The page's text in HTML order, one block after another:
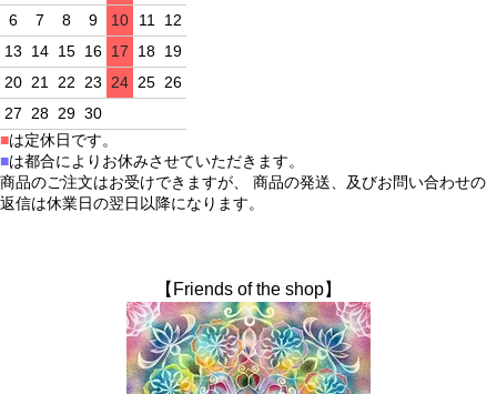
6
7 8 9 10 11 12
13
14 15 16 17 18 19
20 21 22 23 24 25 26
27 28 29 30
■は定休日です。
■は都合によりお休みさせていただきます。
商品のご注文はお受けできますが、 商品の発送、及びお問い合わせの
返信は休業日の翌日以降になります。
【Friends of the shop】